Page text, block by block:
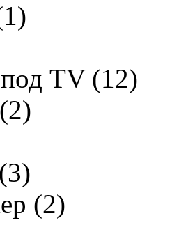
1)
TV (12)
(2)
(3)
(2)